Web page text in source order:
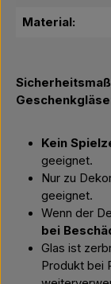
Material:
Kein
geeignet.
Nur zu
geeignet.
Wenn der
bei
Glas ist
Produkt bei